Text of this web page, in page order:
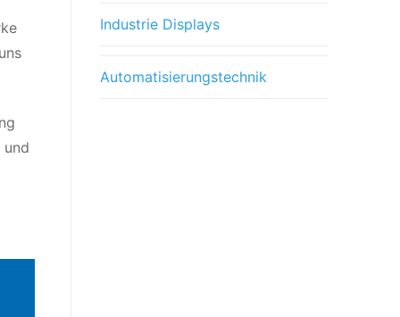
Industrie Displays
Automatisierungstechnik